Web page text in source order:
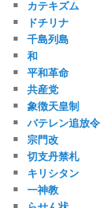
カテキズム
ドチリナ
千島列島
和
平和革命
共産党
象徴天皇制
バテレン追放令
宗門改
切支丹禁札
キリシタン
一神教